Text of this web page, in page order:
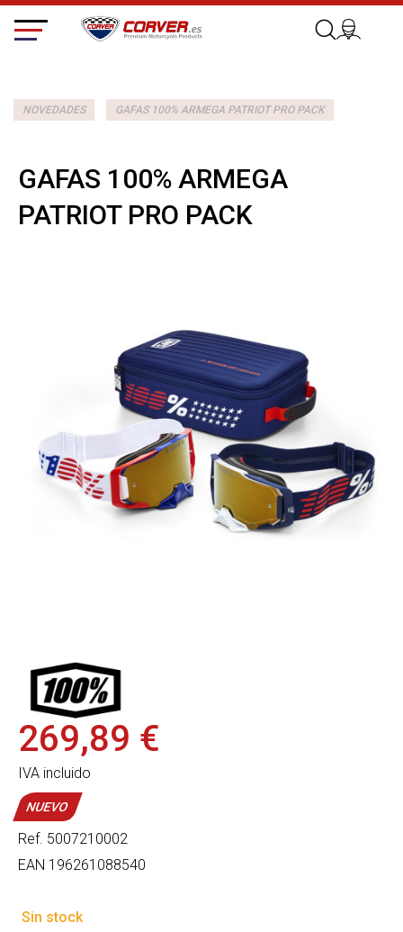
NOVEDADES GAFAS 100% ARMEGA PATRIOT PRO PACK
GAFAS 100% ARMEGA
PATRIOT PRO PACK
269,89 €
IVA incluido
NUEVO
Ref. 5007210002
EAN 196261088540
Sin stock